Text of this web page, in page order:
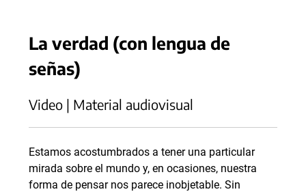
La verdad (con lengua de
señas)
Video | Material audiovisual
Estamos acostumbrados a tener una particular
mirada sobre el mundo y, en ocasiones, nuestra
forma de pensar nos parece inobjetable. Sin